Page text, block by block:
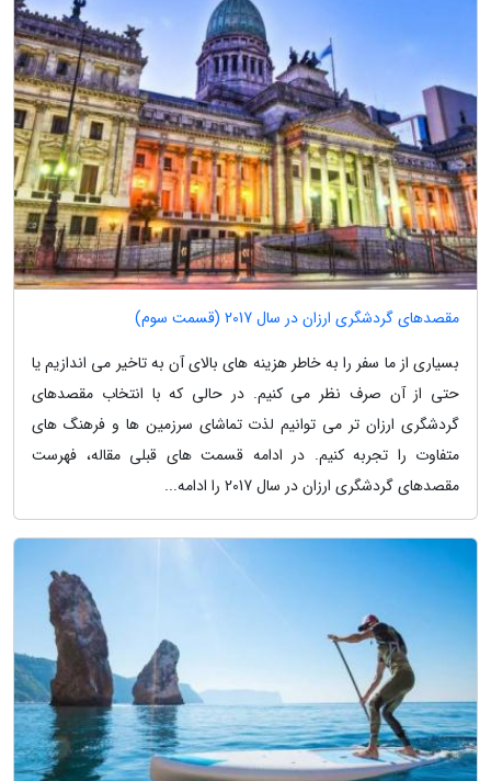
مقصدهای گردشگری ارزان در سال 2017 (قسمت سوم)
بسیاری از ما سفر را به خاطر هزینه های بالای آن به تاخیر می اندازیم یا
حتی از آن صرف نظر می کنیم. در حالی که با انتخاب مقصدهای
گردشگری ارزان تر می توانیم لذت تماشای سرزمین ها و فرهنگ های
متفاوت را تجربه کنیم. در ادامه قسمت های قبلی مقاله، فهرست
مقصدهای گردشگری ارزان در سال 2017 را ادامه...